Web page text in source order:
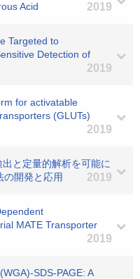
Acid
2019
Targeted to
Detection of
2019
for activatable
(GLUTs)
2019
と定量的解析を可能に
の開発と応用
2019
MATE Transporter
2019
SDS-PAGE: A